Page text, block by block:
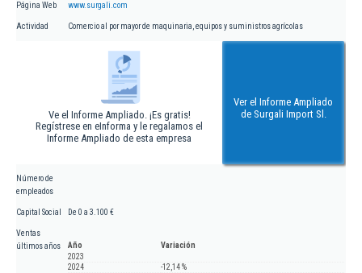
Página Web www.surgali.com
Actividad Comercio al por mayor de maquinaria, equipos y suministros agrícolas
Ve el Informe Ampliado. ¡Es gratis!
Regístrese en eInforma y le regalamos el
Informe Ampliado de esta empresa
Ver el Informe Ampliado
de Surgali Import Sl.
Número de
empleados
Capital Social De 0 a 3.100 €
Ventas
últimos años
Año
Variación
2023
2024
-12,14 %